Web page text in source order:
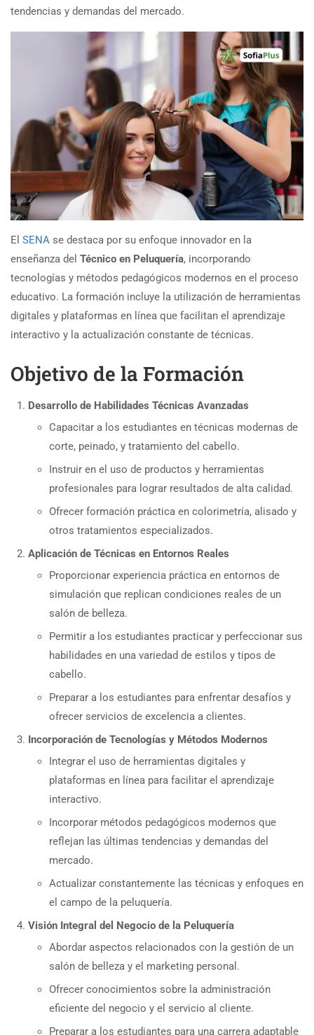
tendencias y demandas del mercado.
El SENA se destaca por su enfoque innovador en la
enseñanza del Técnico en Peluquería, incorporando
tecnologías y métodos pedagógicos modernos en el proceso
educativo. La formación incluye la utilización de herramientas
digitales y plataformas en línea que facilitan el aprendizaje
interactivo y la actualización constante de técnicas.
Objetivo de la Formación
Desarrollo de Habilidades Técnicas Avanzadas
Capacitar a los estudiantes en técnicas modernas de
corte, peinado, y tratamiento del cabello.
Instruir en el uso de productos y herramientas
profesionales para lograr resultados de alta calidad.
Ofrecer formación práctica en colorimetría, alisado y
otros tratamientos especializados.
Aplicación de Técnicas en Entornos Reales
Proporcionar experiencia práctica en entornos de
simulación que replican condiciones reales de un
salón de belleza.
Permitir a los estudiantes practicar y perfeccionar sus
habilidades en una variedad de estilos y tipos de
cabello.
Preparar a los estudiantes para enfrentar desafíos y
ofrecer servicios de excelencia a clientes.
Incorporación de Tecnologías y Métodos Modernos
Integrar el uso de herramientas digitales y
plataformas en línea para facilitar el aprendizaje
interactivo.
Incorporar métodos pedagógicos modernos que
reflejan las últimas tendencias y demandas del
mercado.
Actualizar constantemente las técnicas y enfoques en
el campo de la peluquería.
Visión Integral del Negocio de la Peluquería
Abordar aspectos relacionados con la gestión de un
salón de belleza y el marketing personal.
Ofrecer conocimientos sobre la administración
eficiente del negocio y el servicio al cliente.
Preparar a los estudiantes para una carrera adaptable